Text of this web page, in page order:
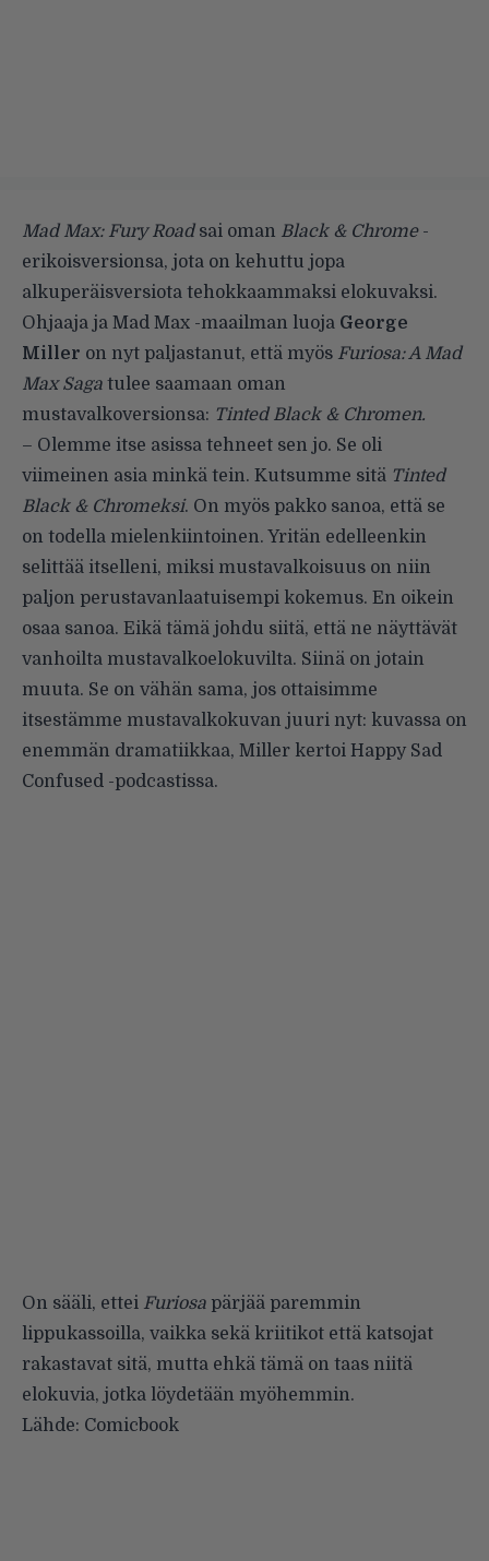
Mad Max: Fury Roadsai oman Black & Chrome-
erikoisversionsa, jota on kehuttu jopa
alkuperäisversiota tehokkaammaksi elokuvaksi.
Ohjaaja ja Mad Max -maailman luoja George
Miller on nyt paljastanut, että myös Furiosa: A Mad
Max Saga tulee saamaan oman
mustavalkoversionsa: Tinted Black & Chromen.
– Olemme itse asissa tehneet sen jo. Se oli
viimeinen asia minkä tein. Kutsumme sitä Tinted
Black & Chromeksi. On myös pakko sanoa, että se
on todella mielenkiintoinen. Yritän edelleenkin
selittää itselleni, miksi mustavalkoisuus on niin
paljon perustavanlaatuisempi kokemus. En oikein
osaa sanoa. Eikä tämä johdu siitä, että ne näyttävät
vanhoilta mustavalkoelokuvilta. Siinä on jotain
muuta. Se on vähän sama, jos ottaisimme
itsestämme mustavalkokuvan juuri nyt: kuvassa on
enemmän dramatiikkaa, Miller kertoi Happy Sad
Confused -podcastissa.
On sääli, ettei Furiosa pärjää paremmin
lippukassoilla, vaikka sekä kriitikot että katsojat
rakastavat sitä, mutta ehkä tämä on taas niitä
elokuvia, jotka löydetään myöhemmin.
Lähde: Comicbook